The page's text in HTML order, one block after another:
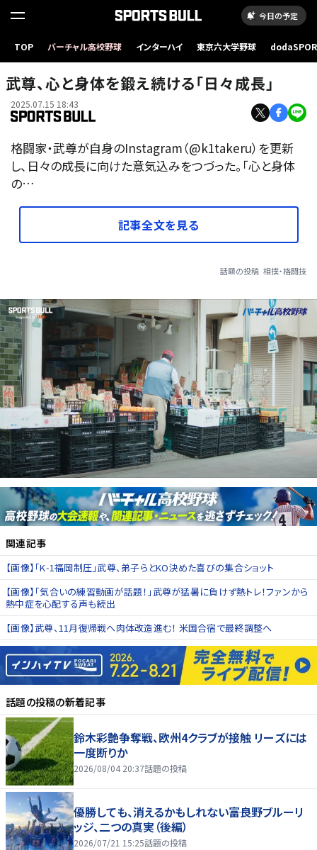
今日の予定
TOP バーチャル高校野球 インターハイ 東京六大学野球
武尊、心と身体を鍛え続ける「日々成長」
2025.07.15 18:43
格闘家・武尊が自身のInstagram（@k1takeru）を更新
し、日々の成長に向けた意気込みをつづった。「心と身体
の…
記事全文を見る
話題の投稿 相撲・格闘技
関連記事
【画像】「K‑1福岡制圧」武尊、弟子らとKO決めた喜びの集合ショット
【画像】「気合いの練習動画が話題！」武尊が猛暑に負けず熱トレ！ファンから
熱中症を心配する声も続出
【画像】武尊、11月復帰戦へ肉体改造進む！ 米国合宿で最終調整へ
話題の投稿の新着記事
鈴木彩艶争奪戦、欧州4クラブが接触 リーズには
一度断りか
2026/08/04 20:37話題の投稿
優勝しても、消えるかもしれない――富良野ブルーリ
ッジ、二つの真実（後編）
2026/07/21 15:25話題の投稿